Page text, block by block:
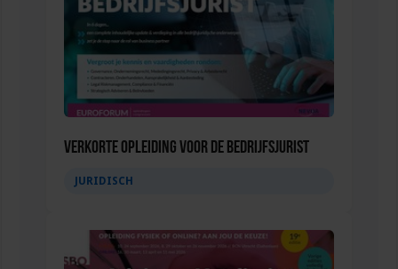
Verkorte opleiding voor de Bedrijfsjurist
JURIDISCH